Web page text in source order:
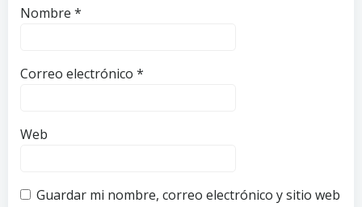
Nombre *
Correo electrónico *
Web
Guardar mi nombre, correo electrónico y sitio web